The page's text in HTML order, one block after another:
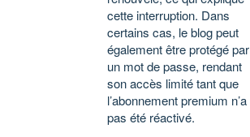
cette interruption. Dans
certains cas, le blog peut
également être protégé par
un mot de passe, rendant
son accès limité tant que
l’abonnement premium n’a
pas été réactivé.